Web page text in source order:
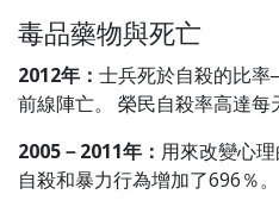
毒品藥物與死亡
2012年： 士兵死於自殺的比
前線陣亡。 榮民自殺率高達每
2005－2011年： 用來改變心
自殺和暴力行為增加了696％。